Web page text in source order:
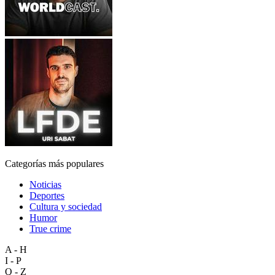
Categorías más populares
Noticias
Deportes
Cultura y sociedad
Humor
True crime
A - H
I - P
Q - Z